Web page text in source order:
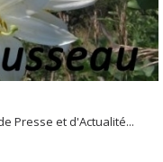
Presse et d'Actualité...